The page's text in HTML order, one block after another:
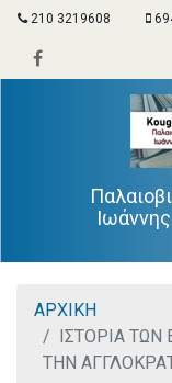
210 3219608
ΑΡΧΙΚΗ
ΙΣΤΟΡΙΑ
ΤΗΝ